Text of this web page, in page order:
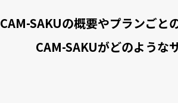
CAM-SAKUの概要やプランごと
CAM-SAKUがどのような